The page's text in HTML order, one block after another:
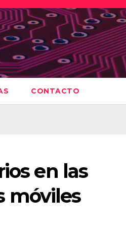
CONTACTO
en las
móviles